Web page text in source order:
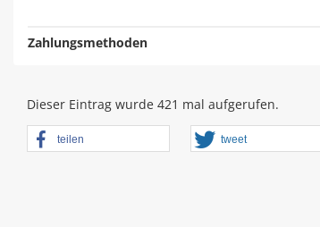
Zahlungsmethoden
Dieser Eintrag wurde 421 mal aufgerufen.
teilen tweet